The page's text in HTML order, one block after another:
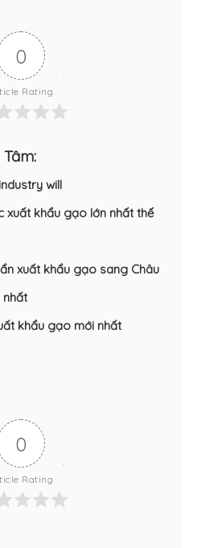
0
Rating
will
xuất khẩu gạo lớn nhất thế
xuất khẩu gạo sang Châu
nhất
khẩu gạo mới nhất
0
Rating